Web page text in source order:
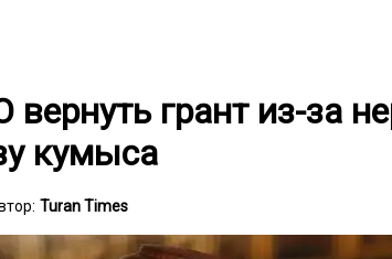
грант из-за
кумыса
Turan Times